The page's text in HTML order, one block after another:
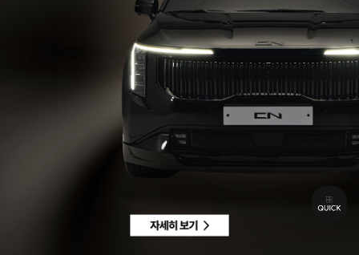
차량구매상담 | 평일 09:00 ~ 18:00 / 주말 및 공휴일 10:00 ~ 18:00
AS 및 기타상담 | 평일 09:00 ~ 18:00 / 주말 및 공휴일 휴무
이메일수집정보